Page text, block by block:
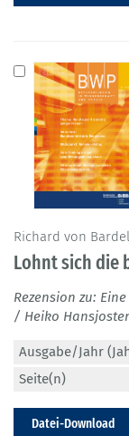
Richard von
Lohnt sich die
Rezension zu:
/ Heiko
Ausgabe/Jahr
Seite(n)
Datei-Download